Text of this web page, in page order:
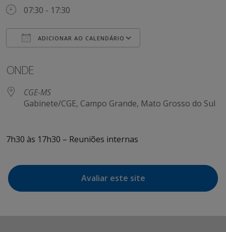
07:30 - 17:30
ADICIONAR AO CALENDÁRIO
ONDE
CGE-MS
Gabinete/CGE, Campo Grande, Mato Grosso do Sul
7h30 às 17h30 – Reuniões internas
Avaliar este site